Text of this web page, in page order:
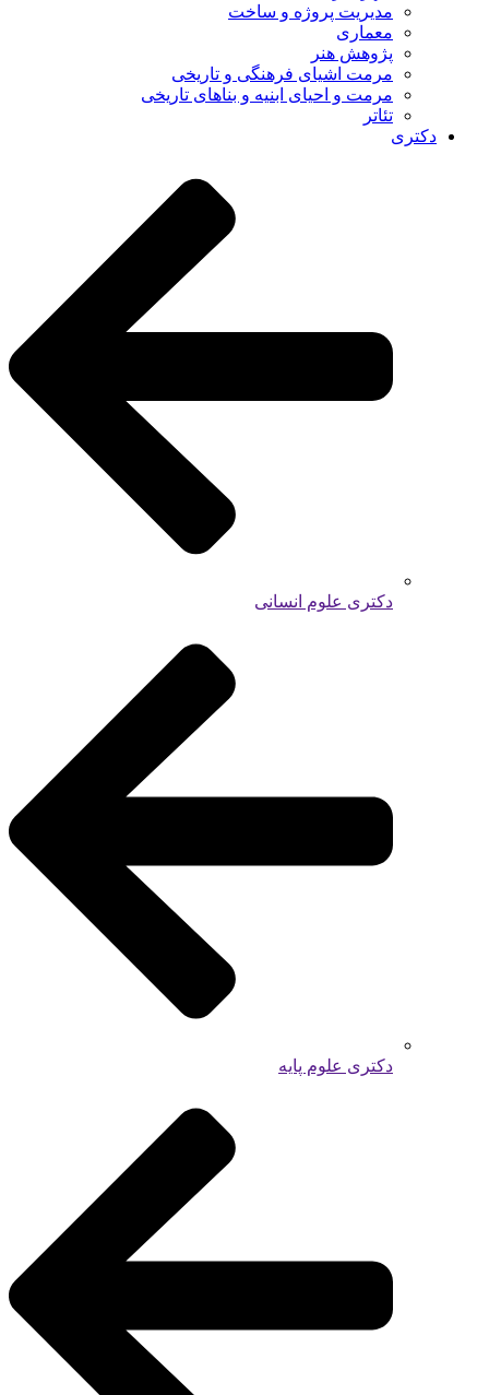
مدیریت پروژه و ساخت
معماری
پژوهش هنر
مرمت اشیای فرهنگی و تاریخی
مرمت و احیای ابنیه و بناهای تاریخی
تئاتر
دکتری
دکتری علوم انسانی
دکتری علوم پایه